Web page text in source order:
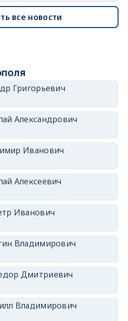
все новости
Григорьевич
Александрович
Иванович
Алексеевич
Иванович
Владимирович
Дмитриевич
Владимирович